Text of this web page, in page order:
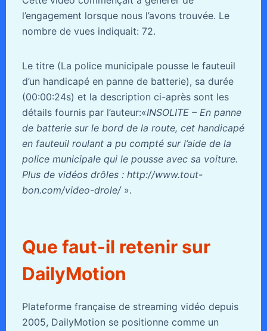
l’engagement lorsque nous l’avons trouvée. Le
nombre de vues indiquait: 72.
Le titre (La police municipale pousse le fauteuil
d’un handicapé en panne de batterie), sa durée
(00:00:24s) et la description ci-après sont les
détails fournis par l’auteur:«INSOLITE – En panne
de batterie sur le bord de la route, cet handicapé
en fauteuil roulant a pu compté sur l’aide de la
police municipale qui le pousse avec sa voiture.
Plus de vidéos drôles : http://www.tout-
bon.com/video-drole/ ».
Que faut-il retenir sur
DailyMotion
Plateforme française de streaming vidéo depuis
2005, DailyMotion se positionne comme un